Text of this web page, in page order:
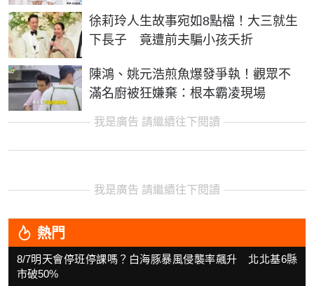
徐莉玲人生故事宛如8點檔！大三就生
下長子 竟遭前夫騙小孩夭折
陳鴻、姚元浩煎魚爆發爭執！觀眾不
滿名廚被狂嫌棄：根本霸凌現場
我是廣告 請繼續往下閱讀
我是廣告 請繼續往下閱讀
熱門
8/7明天會停班停課嗎？白海豚暴風侵襲率飆升 北北基6縣
市破50%